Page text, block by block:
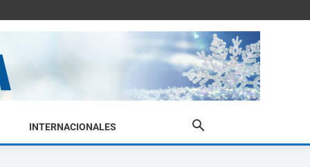
INTERNACIONALES